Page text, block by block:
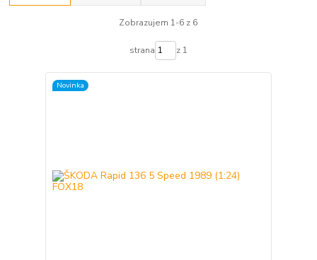
Zobrazujem 1-6 z 6
strana z 1
Novinka